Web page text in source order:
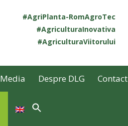
#AgriPlanta-RomAgroTec
#AgriculturaInovativa
#AgriculturaViitorului
Media Despre DLG Contact